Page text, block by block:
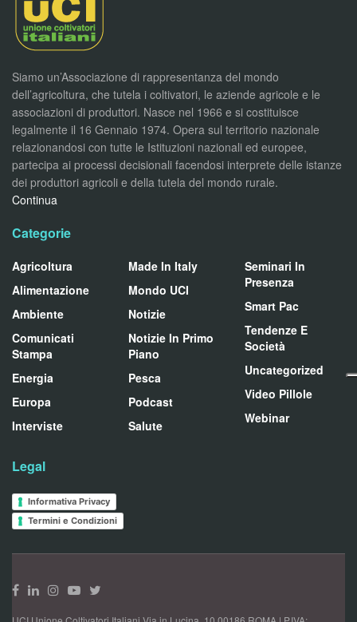
Siamo un’Associazione di rappresentanza del mondo
dell’agricoltura, che tutela i coltivatori, le aziende agricole e le
associazioni di produttori. Nasce nel 1966 e si costituisce
legalmente il 16 Gennaio 1974. Opera sul territorio nazionale
relazionandosi con tutte le Istituzioni nazionali ed europee,
partecipa ai processi decisionali facendosi interprete delle istanze
dei produttori agricoli e della tutela del mondo rurale.
Continua
Categorie
Agricoltura
Alimentazione
Ambiente
Comunicati
Stampa
Energia
Europa
Interviste
Made In Italy
Mondo UCI
Notizie
Notizie In Primo
Piano
Pesca
Podcast
Salute
Seminari In
Presenza
Smart Pac
Tendenze E
Società
Uncategorized
Video Pillole
Webinar
Legal
Informativa Privacy
Termini e Condizioni